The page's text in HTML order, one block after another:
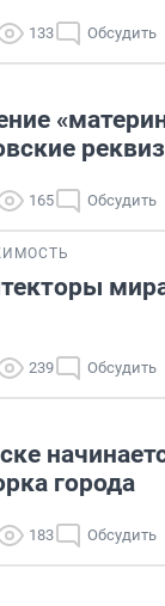
133 Обсудить
165 Обсудить
239 Обсудить
города
183 Обсудить